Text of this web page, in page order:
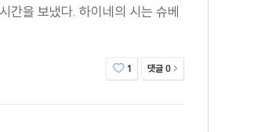
네에게 사실 자체로서의 과거는 아무
성향에 반대하며 현실주의자로서의
자유와 평등의 이념을 배우는 것은
네는 나폴레옹의 신화화로 대변되는
간을 보냈다. 하이네의 시는 슈베
1 댓글 0